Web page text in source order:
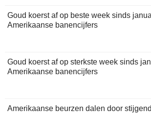
Goud koerst af op beste week sinds
Amerikaanse banencijfers
Goud koerst af op sterkste week sinds
Amerikaanse banencijfers
Amerikaanse beurzen dalen door